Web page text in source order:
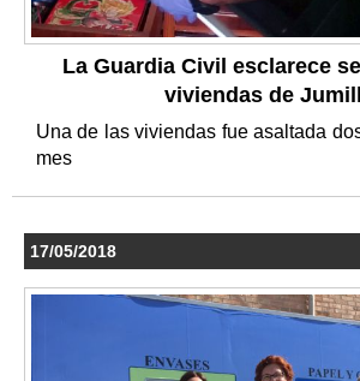
La Guardia Civil esclarece
viviendas de
Una de las viviendas fue asaltada
mes
17/05/2018